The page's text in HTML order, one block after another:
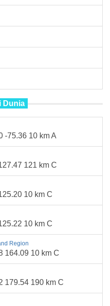
Dunia
-75.36 10 km A
121 km C
10 km C
10 km C
Region
164.09 10 km C
179.54 190 km C